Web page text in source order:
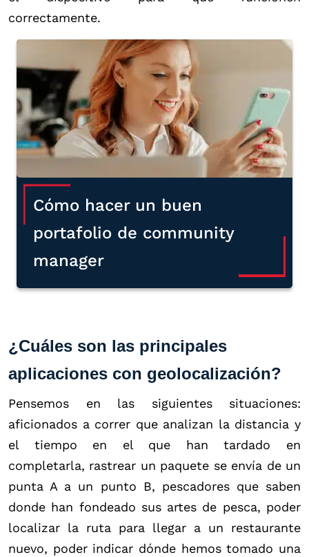
correctamente.
Cómo hacer un buen
portafolio de community
manager
¿Cuáles son las principales
aplicaciones con geolocalización?
Pensemos en las siguientes situaciones:
aficionados a correr que analizan la distancia y
el tiempo en el que han tardado en
completarla, rastrear un paquete se envía de un
punta A a un punto B, pescadores que saben
donde han fondeado sus artes de pesca, poder
localizar la ruta para llegar a un restaurante
nuevo, poder indicar dónde hemos tomado una